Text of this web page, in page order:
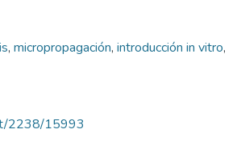
, micropropagación, introducción in vitro,
2238/15993